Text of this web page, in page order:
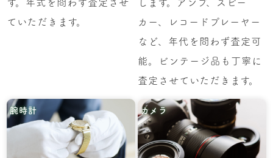
す。年式を問わず査定させ
ていただきます。
します。アンプ、スピー
カー、レコードプレーヤー
など、年代を問わず査定可
能。ビンテージ品も丁寧に
査定させていただきます。
腕時計 カメラ